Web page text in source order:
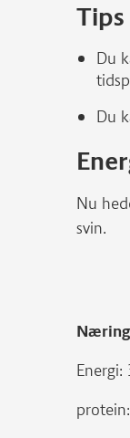
Tips
Du
Du
Nu
svin.
Energi: